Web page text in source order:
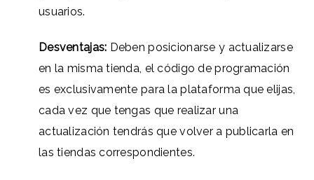
usuarios.
Desventajas: Deben posicionarse y actualizarse
en la misma tienda, el código de programación
es exclusivamente para la plataforma que elijas,
cada vez que tengas que realizar una
actualización tendrás que volver a publicarla en
las tiendas correspondientes.